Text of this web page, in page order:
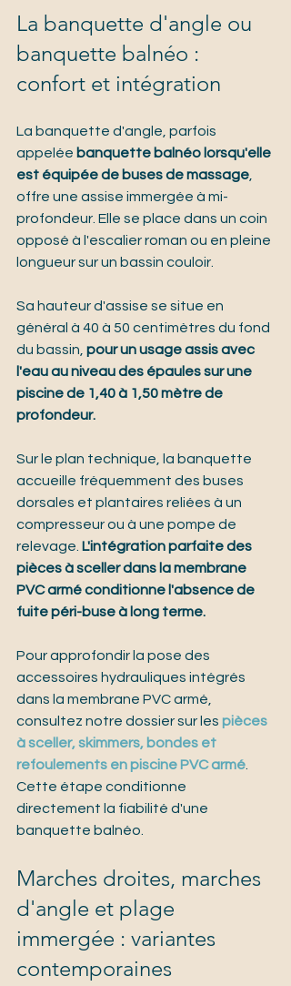
La banquette d'angle ou
banquette balnéo :
confort et intégration
La banquette d'angle, parfois
appelée banquette balnéo lorsqu'elle
est équipée de buses de massage,
offre une assise immergée à mi-
profondeur. Elle se place dans un coin
opposé à l'escalier roman ou en pleine
longueur sur un bassin couloir.
Sa hauteur d'assise se situe en
général à 40 à 50 centimètres du fond
du bassin, pour un usage assis avec
l'eau au niveau des épaules sur une
piscine de 1,40 à 1,50 mètre de
profondeur.
Sur le plan technique, la banquette
accueille fréquemment des buses
dorsales et plantaires reliées à un
compresseur ou à une pompe de
relevage. L'intégration parfaite des
pièces à sceller dans la membrane
PVC armé conditionne l'absence de
fuite péri-buse à long terme.
Pour approfondir la pose des
accessoires hydrauliques intégrés
dans la membrane PVC armé,
consultez notre dossier sur les pièces
à sceller, skimmers, bondes et
refoulements en piscine PVC armé.
Cette étape conditionne
directement la fiabilité d'une
banquette balnéo.
Marches droites, marches
d'angle et plage
immergée : variantes
contemporaines